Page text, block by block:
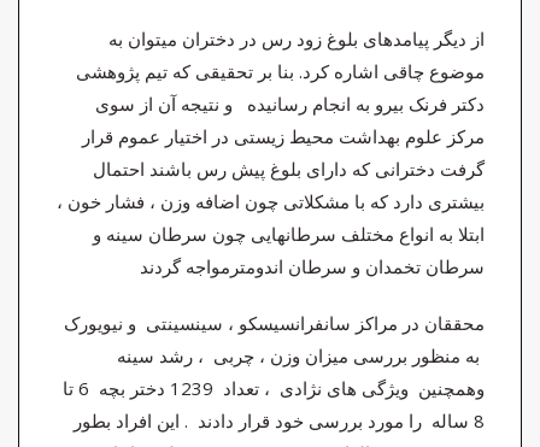
از دیگر پیامدهای بلوغ زود رس در دختران میتوان به
موضوع چاقی اشاره کرد. بنا بر تحقیقی که تیم پژوهشی
دکتر فرنک بیرو به انجام رسانیده و نتیجه آن از سوی
مرکز علوم بهداشت محیط زیستی در اختیار عموم قرار
گرفت دخترانی که دارای بلوغ پیش رس باشند احتمال
بیشتری دارد که با مشکلاتی چون اضافه وزن ، فشار خون ،
ابتلا به انواع مختلف سرطانهایی چون سرطان سینه و
سرطان تخمدان و سرطان اندومترمواجه گردند
محققان در مراکز سانفرانسیسکو ، سینسینتی و نیویورک
به منظور بررسی میزان وزن ، چربی ، رشد سینه
وهمچنین ویژگی های نژادی ، تعداد 1239 دختر بچه 6 تا
8 ساله را مورد بررسی خود قرار دادند . این افراد بطور